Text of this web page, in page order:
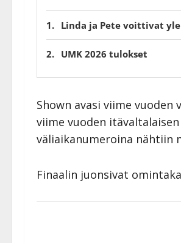
Linda ja Pete voittivat
UMK 2026 tulokset
Shown avasi viime
viime vuoden
väliaikanumeroina nähtiin
Finaalin juonsivat